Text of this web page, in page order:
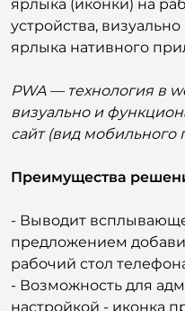
стол в телефон
ярлыка (иконки) на
устройства,
PWA — технология в
визуально и
- Выводит
предложением
рабочий стол